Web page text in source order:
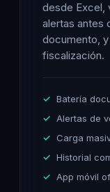
desde Excel,
alertas antes
documento,
fiscalización.
Batería
Alertas de
Carga
Historial
App móvil